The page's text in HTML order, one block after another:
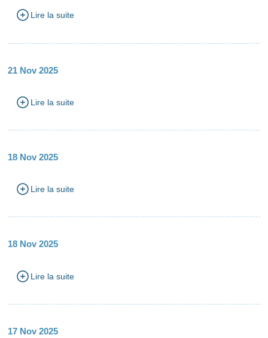
Lire la suite
21 Nov 2025
Lire la suite
18 Nov 2025
Lire la suite
18 Nov 2025
Lire la suite
17 Nov 2025